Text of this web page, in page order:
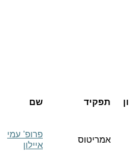
שם תפקיד
פרופ' עמי
איילון
אמריטוס